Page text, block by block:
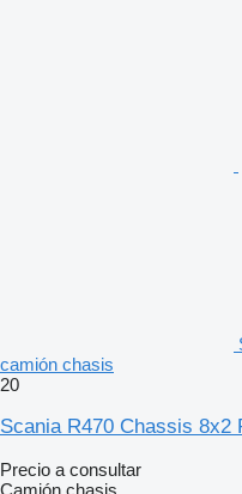
camión chasis
20
Scania R470 Chassis 8x2
Precio a consultar
Camión chasis